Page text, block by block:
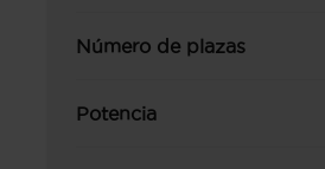
Número de plazas
Potencia